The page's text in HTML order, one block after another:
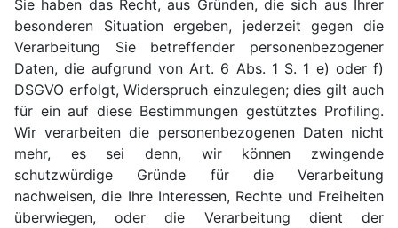
Sie haben das Recht, aus Gründen, die sich aus Ihrer
besonderen Situation ergeben, jederzeit gegen die
Verarbeitung Sie betreffender personenbezogener
Daten, die aufgrund von Art. 6 Abs. 1 S. 1 e) oder f)
DSGVO erfolgt, Widerspruch einzulegen; dies gilt auch
für ein auf diese Bestimmungen gestütztes Profiling.
Wir verarbeiten die personenbezogenen Daten nicht
mehr, es sei denn, wir können zwingende
schutzwürdige Gründe für die Verarbeitung
nachweisen, die Ihre Interessen, Rechte und Freiheiten
überwiegen, oder die Verarbeitung dient der